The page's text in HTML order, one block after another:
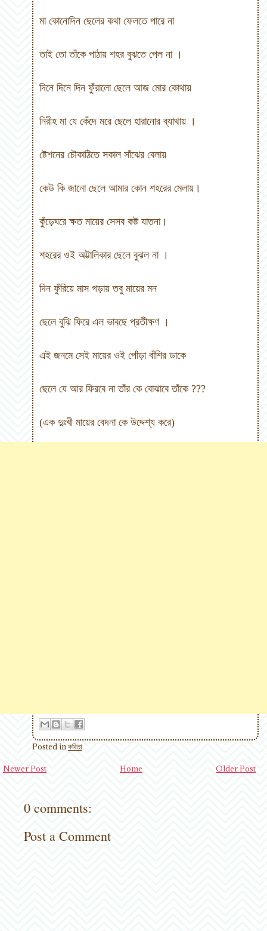
মা কোনোদিন ছেলের কথা ফেলতে পারে না
তাই তো তাঁকে পাঠায় শহর বুঝতে পেল না ।
দিনে দিনে দিন ফুঁরালো ছেলে আজ মোর কোথায়
নিরীহ মা যে কেঁদে মরে ছেলে হারানোর ব্যাথায় ।
ষ্টেশনের চৌকাঠিতে সকাল সাঁঝের বেলায়
কেউ কি জানো ছেলে আমার কোন শহরের মেলায় ।
কুঁড়েঘরে ক্ষত মায়ের সেসব কষ্ট যাতনা।
শহরের ওই অট্টালিকার ছেলে বুঝল না ।
দিন ফুঁরিয়ে মাস গড়ায় তবু মায়ের মন
ছেলে বুঝি ফিরে এল ভাবছে প্রতীক্ষণ ।
এই জনমে সেই মায়ের ওই পোঁড়া বাঁশির ডাকে
ছেলে যে আর ফিরবে না তাঁর কে বোঝাবে তাঁকে???
(এক দুঃখী মায়ের বেদনা কে উদ্দেশ্য করে)
Posted inকবিতা
Newer Post Older Post
Home
0 comments:
Post a Comment